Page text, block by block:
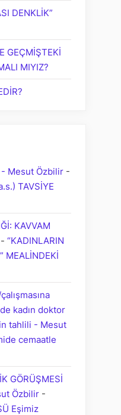
DENKLİK”
GEÇMİŞTEKİ
MIYIZ?
- Mesut Özbilir -
TAVSİYE
KAVVAM
- “KADINLARIN
MEALİNDEKİ
kadın doktor
tahlili - Mesut
cemaatle
GÖRÜŞMESİ
Özbilir -
Eşimiz